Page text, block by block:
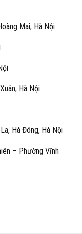
Mai, Hà Nội
Hà Nội
Hà Đông, Hà Nội
– Phường Vĩnh